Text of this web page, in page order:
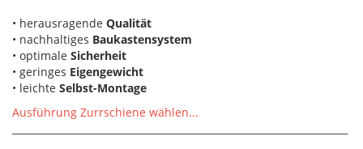
• herausragende Qualität
• nachhaltiges Baukastensystem
• optimale Sicherheit
• geringes Eigengewicht
• leichte Selbst-Montage
Ausführung Zurrschiene wählen...